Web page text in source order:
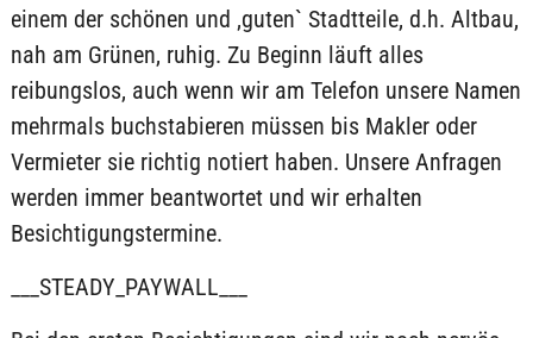
einem der schönen und ‚guten` Stadtteile, d.h. Altbau,
nah am Grünen, ruhig. Zu Beginn läuft alles
reibungslos, auch wenn wir am Telefon unsere Namen
mehrmals buchstabieren müssen bis Makler oder
Vermieter sie richtig notiert haben. Unsere Anfragen
werden immer beantwortet und wir erhalten
Besichtigungstermine.
___STEADY_PAYWALL___